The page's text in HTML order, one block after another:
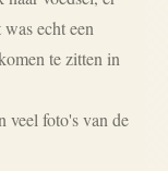
echt een
te zitten in
veel foto's van de